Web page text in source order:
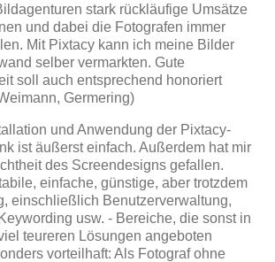
stark rückläufige Umsätze
und dabei die Fotografen immer
Mit Pixtacy kann ich meine Bilder
selber vermarkten. Gute
soll auch entsprechend honoriert
Germering)
und Anwendung der Pixtacy-
ist äußerst einfach. Außerdem hat mir
des Screendesigns gefallen.
einfache, günstige, aber trotzdem
einschließlich Benutzerverwaltung,
usw. - Bereiche, die sonst in
teureren Lösungen angeboten
vorteilhaft: Als Fotograf ohne